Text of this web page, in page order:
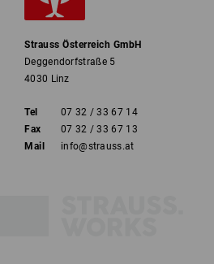
Strauss Österreich GmbH
Deggendorfstraße 5
4030 Linz
Tel
07 32 / 33 67 14
Fax
07 32 / 33 67 13
Mail
info@strauss.at